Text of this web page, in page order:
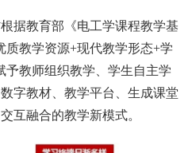
据教育部《电工学课程教学基
质教学资源+现代教学形态+学
予教师组织教学、学生自主学
字教材、教学平台、生成课堂
互融合的教学新模式。